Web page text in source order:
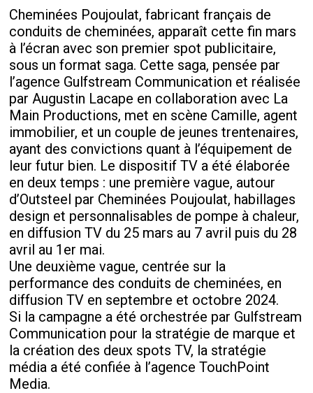
Cheminées Poujoulat, fabricant français de
conduits de cheminées, apparaît cette fin mars
à l’écran avec son premier spot publicitaire,
sous un format saga. Cette saga, pensée par
l’agence Gulfstream Communication et réalisée
par Augustin Lacape en collaboration avec La
Main Productions, met en scène Camille, agent
immobilier, et un couple de jeunes trentenaires,
ayant des convictions quant à l’équipement de
leur futur bien. Le dispositif TV a été élaborée
en deux temps : une première vague, autour
d’Outsteel par Cheminées Poujoulat, habillages
design et personnalisables de pompe à chaleur,
en diffusion TV du 25 mars au 7 avril puis du 28
avril au 1er mai.
Une deuxième vague, centrée sur la
performance des conduits de cheminées, en
diffusion TV en septembre et octobre 2024.
Si la campagne a été orchestrée par Gulfstream
Communication pour la stratégie de marque et
la création des deux spots TV, la stratégie
média a été confiée à l’agence TouchPoint
Media.